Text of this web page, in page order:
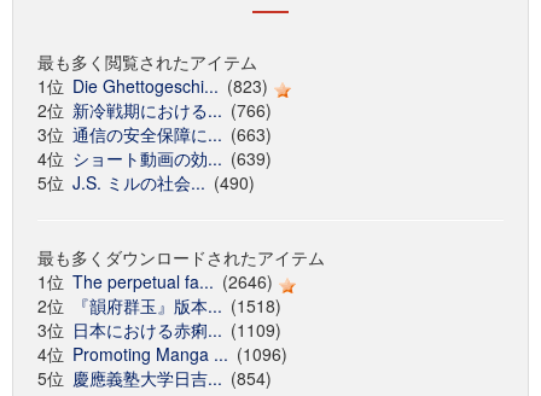
最も多く閲覧されたアイテム
1位 Die Ghettogeschi... (823)
2位 新冷戦期における... (766)
3位 通信の安全保障に... (663)
4位 ショート動画の効... (639)
5位 J.S. ミルの社会... (490)
最も多くダウンロードされたアイテム
1位 The perpetual fa... (2646)
2位
『韻府群玉』版本... (1518)
3位 日本における赤痢... (1109)
4位 Promoting Manga ... (1096)
5位 慶應義塾大学日吉... (854)